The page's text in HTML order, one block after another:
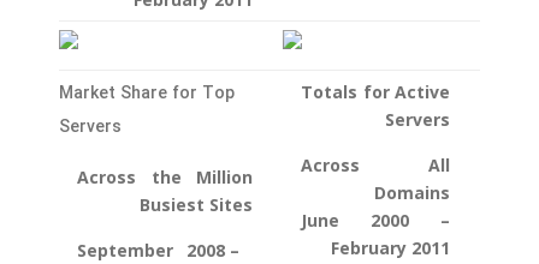
Totals for Active
Servers
Across All
Domains
June 2000 –
February 2011
Market Share for Top
Servers
Across the Million
Busiest Sites
September 2008 –